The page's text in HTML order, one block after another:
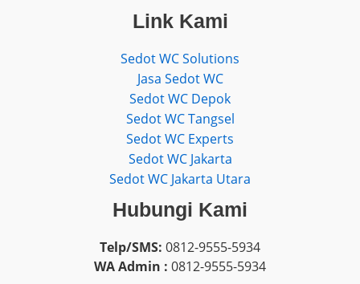
Link Kami
Sedot WC Solutions
Jasa Sedot WC
Sedot WC Depok
Sedot WC Tangsel
Sedot WC Experts
Sedot WC Jakarta
Sedot WC Jakarta Utara
Hubungi Kami
Telp/SMS: 0812-9555-5934
WA Admin : 0812-9555-5934